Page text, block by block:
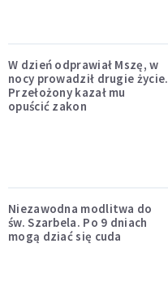
W dzień odprawiał Mszę, w
nocy prowadził drugie życie.
Przełożony kazał mu
opuścić zakon
Niezawodna modlitwa do
św. Szarbela. Po 9 dniach
mogą dziać się cuda